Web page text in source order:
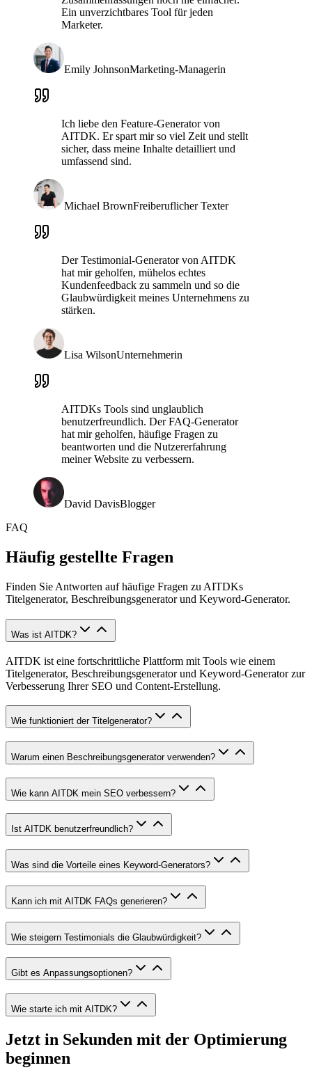
Ein unverzichtbares Tool für jeden
Marketer.
Emily JohnsonMarketing-Managerin
Ich liebe den Feature-Generator von
AITDK. Er spart mir so viel Zeit und stellt
sicher, dass meine Inhalte detailliert und
umfassend sind.
Michael BrownFreiberuflicher Texter
Der Testimonial-Generator von AITDK
hat mir geholfen, mühelos echtes
Kundenfeedback zu sammeln und so die
Glaubwürdigkeit meines Unternehmens zu
stärken.
Lisa WilsonUnternehmerin
AITDKs Tools sind unglaublich
benutzerfreundlich. Der FAQ-Generator
hat mir geholfen, häufige Fragen zu
beantworten und die Nutzererfahrung
meiner Website zu verbessern.
David DavisBlogger
FAQ
Häufig gestellte Fragen
Finden Sie Antworten auf häufige Fragen zu AITDKs
Titelgenerator, Beschreibungsgenerator und Keyword-Generator.
Was ist AITDK?
AITDK ist eine fortschrittliche Plattform mit Tools wie einem
Titelgenerator, Beschreibungsgenerator und Keyword-Generator zur
Verbesserung Ihrer SEO und Content-Erstellung.
Wie funktioniert der Titelgenerator?
Warum einen Beschreibungsgenerator verwenden?
Wie kann AITDK mein SEO verbessern?
Ist AITDK benutzerfreundlich?
Was sind die Vorteile eines Keyword-Generators?
Kann ich mit AITDK FAQs generieren?
Wie steigern Testimonials die Glaubwürdigkeit?
Gibt es Anpassungsoptionen?
Wie starte ich mit AITDK?
Jetzt in Sekunden mit der Optimierung
beginnen